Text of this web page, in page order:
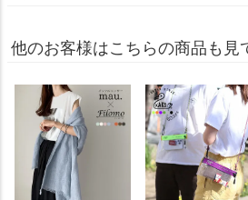
他のお客様はこちらの商品も見